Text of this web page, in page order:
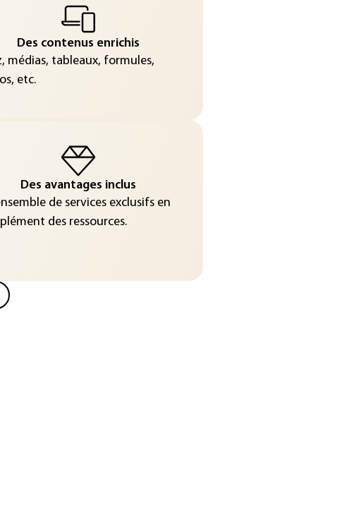
Des contenus enrichis
médias, tableaux, formules,
etc.
Des avantages inclus
de services exclusifs en
des ressources.